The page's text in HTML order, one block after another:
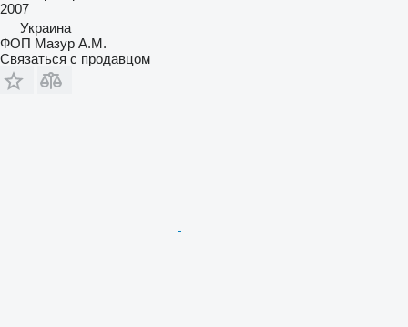
2007
Украина
ФОП Мазур А.М.
Связаться с продавцом